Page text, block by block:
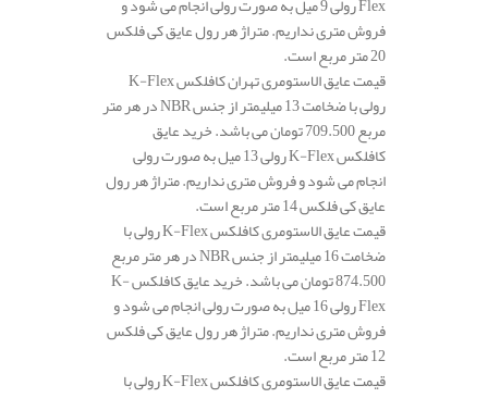
فروش متری نداریم. متراژ هر رول عایق کی فلکس
20 متر مربع است.
قیمت عایق الاستومری تهران کافلکس K-Flex
رولی با ضخامت 13 میلیمتر از جنس NBR در هر متر
مربع 709.500 تومان می باشد. خرید عایق
کافلکس K-Flex رولی 13 میل به صورت رولی
انجام می شود و فروش متری نداریم. متراژ هر رول
عایق کی فلکس 14 متر مربع است.
قیمت عایق الاستومری کافلکس K-Flex رولی با
ضخامت 16 میلیمتر از جنس NBR در هر متر مربع
874.500 تومان می باشد. خرید عایق کافلکس K-
Flex رولی 16 میل به صورت رولی انجام می شود و
فروش متری نداریم. متراژ هر رول عایق کی فلکس
12 متر مربع است.
قیمت عایق الاستومری کافلکس K-Flex رولی با